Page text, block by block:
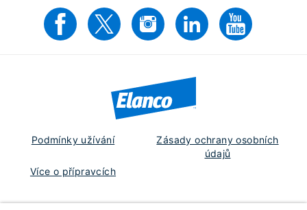
Podmínky užívání
Zásady ochrany osobních
údajů
Více o přípravcích